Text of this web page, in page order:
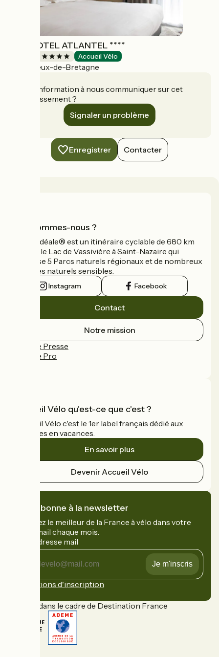
BRIT HOTEL ATLANTEL ****
Accueil Vélo
Vigneux-de-Bretagne
Une information à nous communiquer sur cet
établissement ?
Signaler un problème
Enregistrer Contacter
Qui sommes-nous ?
La Vélidéale® est un itinéraire cyclable de 680 km
reliant le Lac de Vassivière à Saint-Nazaire qui
traverse 5 Parcs naturels régionaux et de nombreux
espaces naturels sensibles.
Instagram Facebook
Contact
Notre mission
Espace Presse
Espace Pro
Accueil Vélo qu'est-ce que c'est ?
Accueil Vélo c'est le 1er label français dédié aux
cyclistes en vacances.
En savoir plus
Devenir Accueil Vélo
Je m'abonne à la newsletter
Recevez le meilleur de la France à vélo dans votre
boîte mail chaque mois.
Mon adresse mail
adresse
Conditions d'inscription
Financé dans le cadre de Destination France